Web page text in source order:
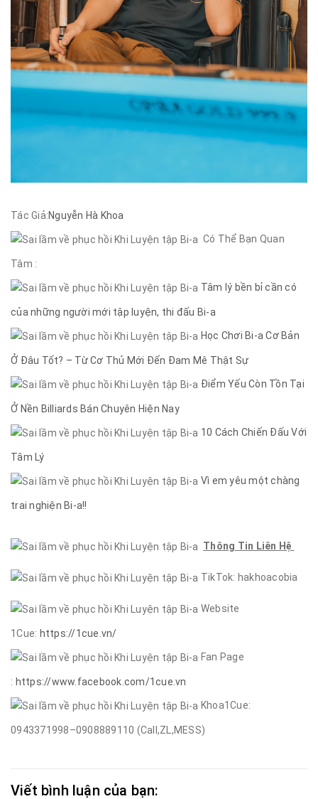
Tác Giả:Nguyễn Hà Khoa
Có Thể Bạn Quan
Tâm :
Tâm lý bền bỉ cần có
của những người mới tập luyện, thi đấu Bi-a
Học Chơi Bi-a Cơ Bản
Ở Đâu Tốt? – Từ Cơ Thủ Mới Đến Đam Mê Thật Sự
Điểm Yếu Còn Tồn Tại
Ở Nền Billiards Bán Chuyên Hiện Nay
10 Cách Chiến Đấu Với
Tâm Lý
Vì em yêu một chàng
trai nghiện Bi-a!!
Thông Tin Liên Hệ
TikTok: hakhoacobia
Website
1Cue: https://1cue.vn/
Fan Page
: https://www.facebook.com/1cue.vn
Khoa1Cue:
0943371998–0908889110 (Call,ZL,MESS)
Viết bình luận của bạn: